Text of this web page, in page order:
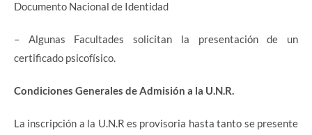
Documento Nacional de Identidad
– Algunas Facultades solicitan la presentación de un
certificado psicofísico.
Condiciones Generales de Admisión a la U.N.R.
La inscripción a la U.N.R es provisoria hasta tanto se presente